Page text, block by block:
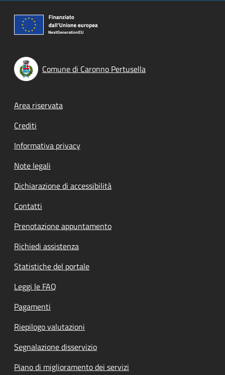
Comune di Caronno Pertusella
Footer menu
Area riservata
Crediti
Informativa privacy
Note legali
Dichiarazione di accessibilità
Contatti
Prenotazione appuntamento
Richiedi assistenza
Statistiche del portale
Leggi le FAQ
Pagamenti
Riepilogo valutazioni
Segnalazione disservizio
Piano di miglioramento dei servizi